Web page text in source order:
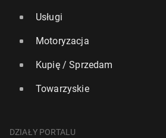
Usługi
Motoryzacja
Kupię / Sprzedam
Towarzyskie
DZIAŁY PORTALU